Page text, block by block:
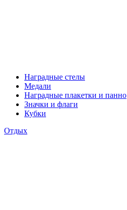
Наградные стелы
Медали
Наградные плакетки и панно
Значки и флаги
Кубки
Отдых